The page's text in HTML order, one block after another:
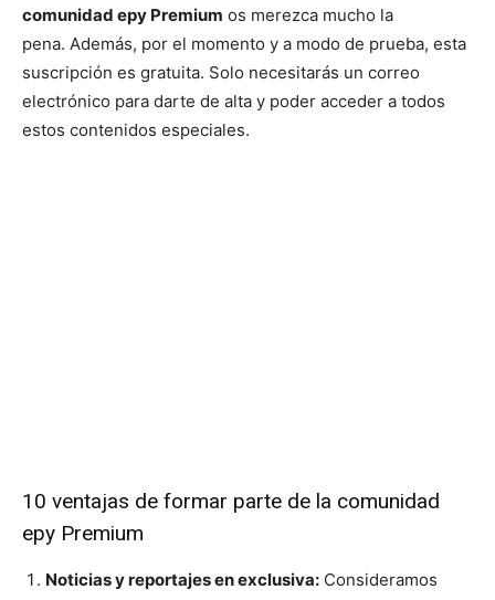
comunidad epy Premium os merezca mucho la
pena. Además, por el momento y a modo de prueba, esta
suscripción es gratuita. Solo necesitarás un correo
electrónico para darte de alta y poder acceder a todos
estos contenidos especiales.
10 ventajas de formar parte de la comunidad
epy Premium
Noticias y reportajes en exclusiva: Consideramos